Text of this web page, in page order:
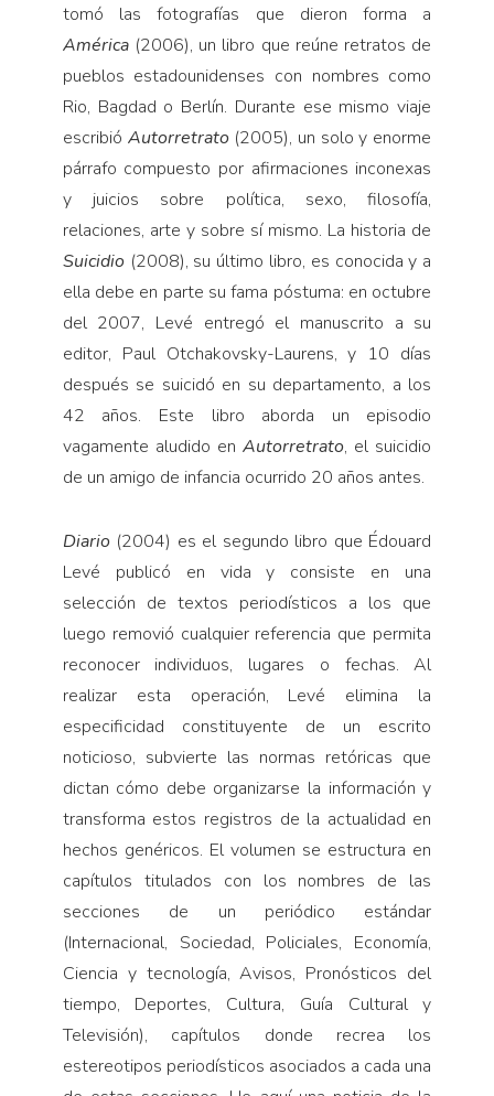
tomó las fotogra­fías que dieron forma a
América (2006), un libro que reúne retra­tos de
pueblos estadounidenses con nombres como
Rio, Bagdad o Berlín. Durante ese mismo via­je
escribió Autorretrato (2005), un solo y enorme
párrafo compuesto por afirmaciones inconexas
y jui­cios sobre política, sexo, filosofía,
relaciones, arte y sobre sí mismo. La historia de
Suicidio (2008), su último libro, es conocida y a
ella debe en parte su fama póstuma: en octubre
del 2007, Levé entregó el manuscrito a su
editor, Paul Otchakovsky-Laurens, y 10 días
después se suicidó en su depar­tamento, a los
42 años. Este libro aborda un episodio
vagamente aludido enAutorretrato, el suicidio
de un amigo de infancia ocurrido 20 años antes.
Diario (2004) es el segundo li­bro que Édouard
Levé publicó en vida y consiste en una
selección de textos periodísticos a los que
luego removió cualquier referen­cia que permita
reconocer individuos, lugares o fechas. Al
realizar esta operación, Levé elimina la
especificidad constituyente de un escrito
noticioso, subvierte las normas retóricas que
dictan cómo debe organizarse la información y
transforma estos registros de la actualidad en
hechos genéricos. El volumen se estructura en
capítu­los titulados con los nombres de las
secciones de un periódico es­tándar
(Internacional, Sociedad, Policiales, Economía,
Ciencia y tecnología, Avisos, Pronósticos del
tiempo, Deportes, Cultura, Guía Cultural y
Televisión), capítulos donde recrea los
estereotipos periodísticos asociados a cada una